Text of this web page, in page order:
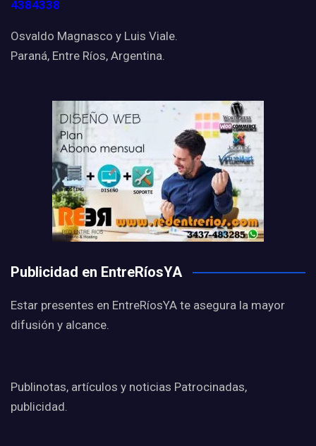
4384338
Osvaldo Magnasco y Luis Viale.
Paraná, Entre Ríos, Argentina.
Publicidad en EntreRíosYA
Estar presentes en EntreRíosYA te asegura la mayor
difusión y alcance.
Publinotas, artículos y noticias Patrocinadas,
publicidad.